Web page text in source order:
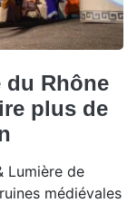
du Rhône
plus de
Lumière de
médiévales